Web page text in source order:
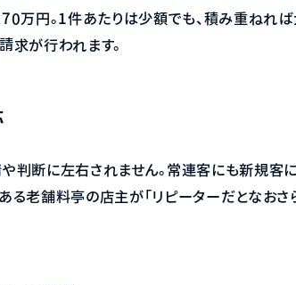
万円。1件あたりは少額でも、積み重ねれ
求が行われます。
判断に左右されません。常連客にも新規客
る老舗料亭の店主が「リピーターだとなおさ